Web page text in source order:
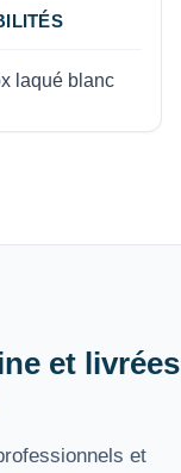
laqué blanc
et livrées
et